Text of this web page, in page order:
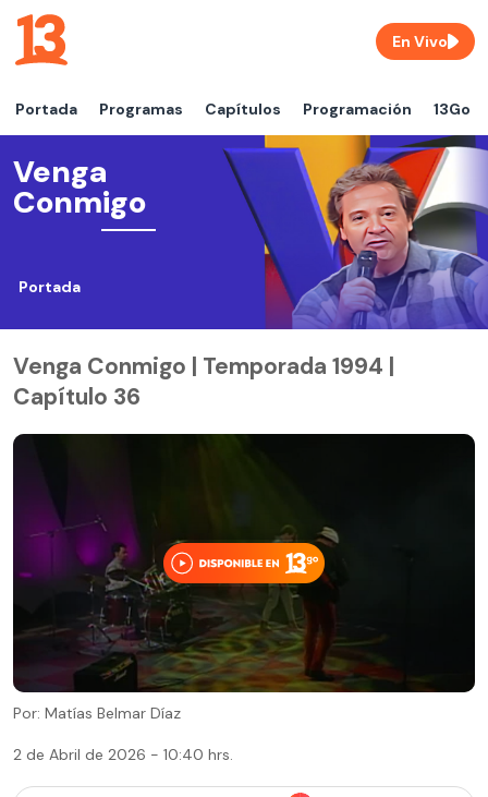
Portada Programas Capítulos Programación 13Go
En Vivo
Venga
Conmigo
Portada
Venga Conmigo | Temporada 1994 |
Capítulo 36
Por: Matías Belmar Díaz
2 de Abril de 2026 - 10:40 hrs.